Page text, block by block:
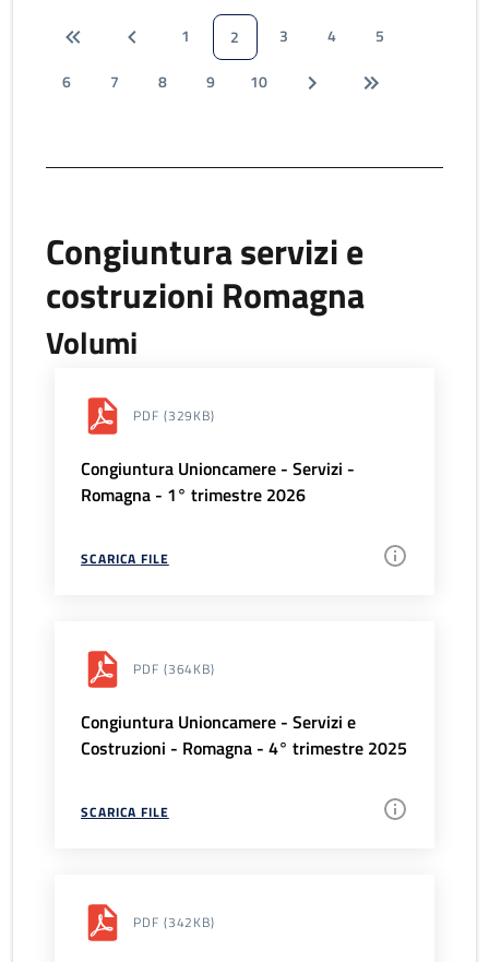
1 2 3 4
5
6
7 8 9 10
Congiuntura servizi e
costruzioni Romagna
Volumi
PDF (329KB)
Congiuntura Unioncamere - Servizi -
Romagna - 1° trimestre 2026
SCARICA FILE
PDF (364KB)
Congiuntura Unioncamere - Servizi e
Costruzioni - Romagna - 4° trimestre 2025
SCARICA FILE
PDF (342KB)